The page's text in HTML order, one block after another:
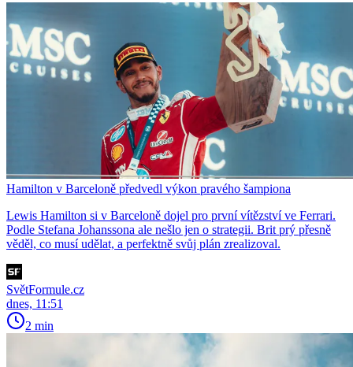
Hamilton v Barceloně předvedl výkon pravého šampiona
Lewis Hamilton si v Barceloně dojel pro první vítězství ve Ferrari.
Podle Stefana Johanssona ale nešlo jen o strategii. Brit prý přesně
věděl, co musí udělat, a perfektně svůj plán zrealizoval.
SvětFormule.cz
dnes, 11:51
2 min